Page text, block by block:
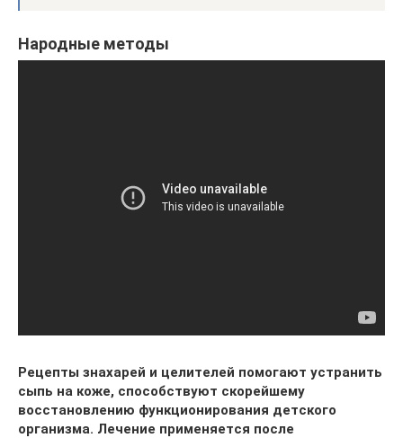
Народные методы
Рецепты знахарей и целителей помогают устранить
сыпь на коже, способствуют скорейшему
восстановлению функционирования детского
организма. Лечение применяется после